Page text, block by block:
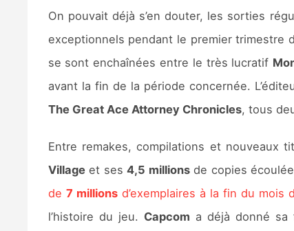
On pouvait déjà s’en douter, les sorties
exceptionnels pendant le premier trimestre
se sont enchaînées entre le très lucratif
avant la fin de la période concernée.
The Great Ace Attorney Chronicles, tous
Entre remakes, compilations et nouveaux
Villageet ses4,5 millionsde copies
de 7 millionsd’exemplaires à la fin du mois
l’histoire du jeu. Capcom a déjà donné sa